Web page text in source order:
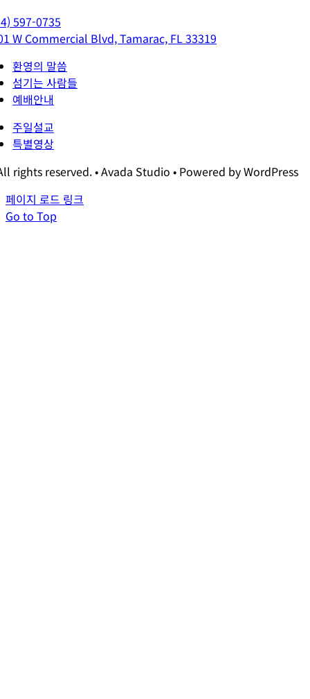
597-0735
W Commercial Blvd, Tamarac, FL 33319
환영의 말씀
섬기는 사람들
예배안내
주일설교
특별영상
rights reserved. • Avada Studio • Powered by WordPress
페이지 로드 링크
Go to Top